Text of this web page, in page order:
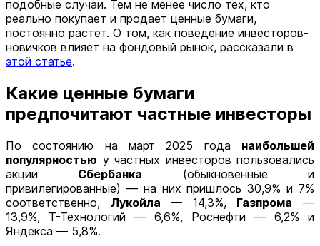
подобные случаи. Тем не менее число тех, кто
реально покупает и продает ценные бумаги,
постоянно растет. О том, как поведение инвесторов-
новичков влияет на фондовый рынок, рассказали в
этой статье.
Какие ценные бумаги
предпочитают частные инвесторы
По состоянию на март 2025 года наибольшей
популярностью у частных инвесторов пользовались
акции Сбербанка (обыкновенные и
привилегированные) — на них пришлось 30,9% и 7%
соответственно, Лукойла — 14,3%, Газпрома —
13,9%, Т-Технологий — 6,6%, Роснефти — 6,2% и
Яндекса — 5,8%.